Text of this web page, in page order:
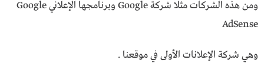
ومن هذه الشركات مثلا شركة Google وبرنامجها الإعلاني Google
AdSense
وهي شركة الإعلانات الأولى في موقعنا .